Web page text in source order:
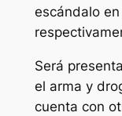
escándalo
Será
el arma y
cuenta con